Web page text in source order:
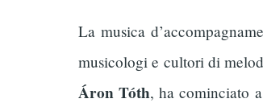
La musica
musicologi e cultori di
Áron Tóth, ha cominciato